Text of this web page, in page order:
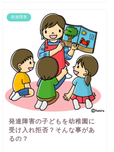
発達障害
発達障害の子どもを幼稚園に
受け入れ拒否？そんな事があ
るの？